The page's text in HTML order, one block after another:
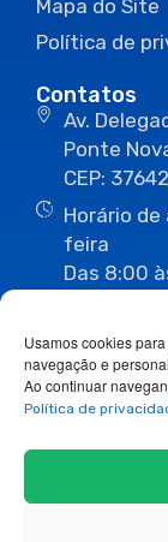
Usamos cookies
navegação e
Ao continuar
Política de
Mapa do Site
Política de
Contatos
Av.
Ponte
CEP:
Horário
feira
Das 8:00
(35) 3435-
Siga-nos: